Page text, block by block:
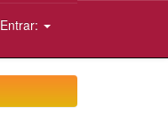
Entrar: